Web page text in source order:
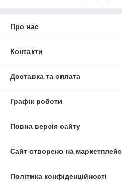
Про нас
Контакти
Доставка та оплата
Графік роботи
Повна версія сайту
Сайт створено на
Політика конфіденційності